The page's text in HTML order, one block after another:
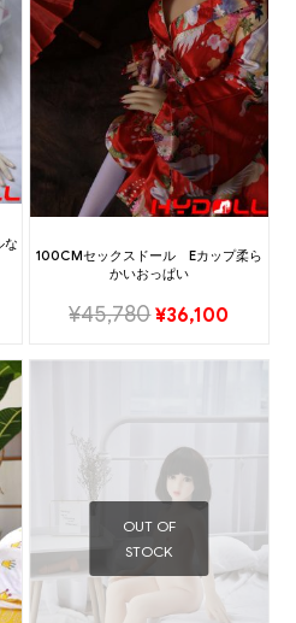
な
100CMセックスドール Eカップ柔ら
かいおっぱい
¥45,780 ¥36,100
OUT OF
STOCK